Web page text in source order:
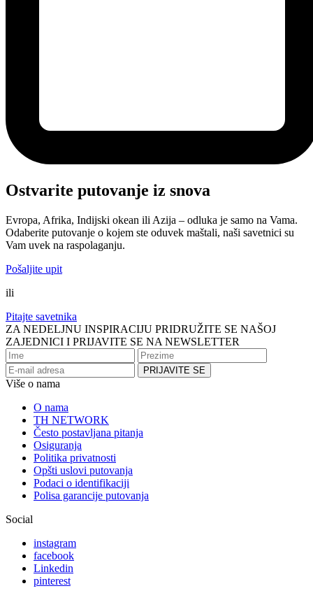
Ostvarite putovanje iz snova
Evropa, Afrika, Indijski okean ili Azija – odluka je samo na Vama.
Odaberite putovanje o kojem ste oduvek maštali, naši savetnici su
Vam uvek na raspolaganju.
Pošaljite upit
ili
Pitajte savetnika
ZA NEDELJNU INSPIRACIJU PRIDRUŽITE SE NAŠOJ
ZAJEDNICI I PRIJAVITE SE NA NEWSLETTER
Više o nama
O nama
TH NETWORK
Često postavljana pitanja
Osiguranja
Politika privatnosti
Opšti uslovi putovanja
Podaci o identifikaciji
Polisa garancije putovanja
Social
instagram
facebook
Linkedin
pinterest